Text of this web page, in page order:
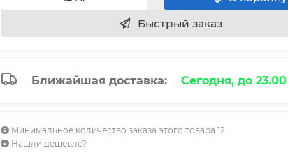
Быстрый заказ
Ближайшая доставка: Сегодня, до 23.00
Минимальное количество заказа этого товара 12
Нашли дешевле?